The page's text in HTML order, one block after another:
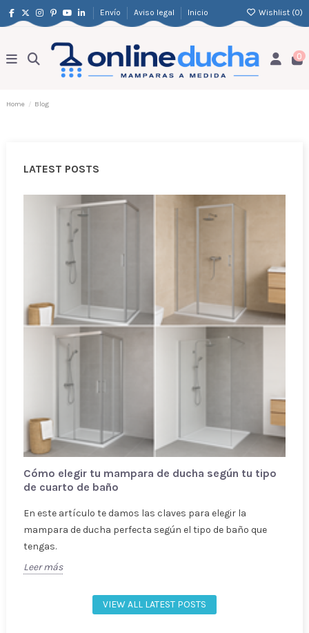
Envío Aviso legal Inicio Wishlist (0)
0
Home Blog
LATEST POSTS
Cómo elegir tu mampara de ducha según tu tipo
de cuarto de baño
En este artículo te damos las claves para elegir la
mampara de ducha perfecta según el tipo de baño que
tengas.
Leer más
VIEW ALL LATEST POSTS